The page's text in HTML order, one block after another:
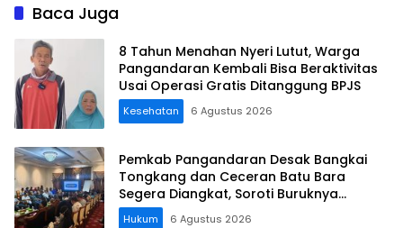
Baca Juga
8 Tahun Menahan Nyeri Lutut, Warga
Pangandaran Kembali Bisa Beraktivitas
Usai Operasi Gratis Ditanggung BPJS
Kesehatan 6 Agustus 2026
Pemkab Pangandaran Desak Bangkai
Tongkang dan Ceceran Batu Bara
Segera Diangkat, Soroti Buruknya
Koordinasi Perusahaan
Hukum 6 Agustus 2026